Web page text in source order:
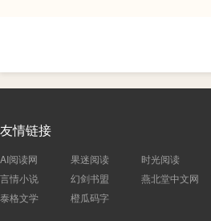
友情链接
AI阅读网 果迷阅读 时光阅读
言情小说
幻剑书盟 燕北堂中文网
泰格文学
橙瓜码字